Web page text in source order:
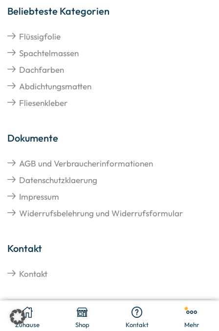
€ In den Warenkorb
Zuhause Shop Kontakt Mehr
Beliebteste Kategorien
Flüssigfolie
Spachtelmassen
Dachfarben
Abdichtungsmatten
Fliesenkleber
Dokumente
AGB und Verbraucherinformationen
Datenschutzklaerung
Impressum
Widerrufsbelehrung und Widerrufsformular
Kontakt
Kontakt
Copyright © 2026 Hangato GmbH